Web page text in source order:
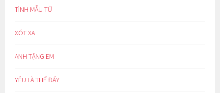
TÌNH MẪU TỬ
XÓT XA
ANH TẶNG EM
YÊU LÀ THẾ ĐẤY